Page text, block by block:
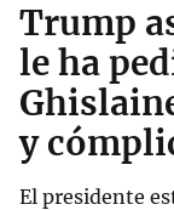
Trump
le ha
y
El presidente